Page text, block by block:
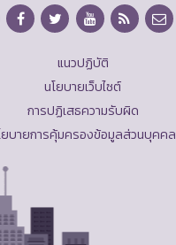
แนวปฏิบัติ
นโยบายเว็บไซต์
การปฏิเสธความรับผิด
ยบายการคุ้มครองข้อมูลส่วนบุคคล